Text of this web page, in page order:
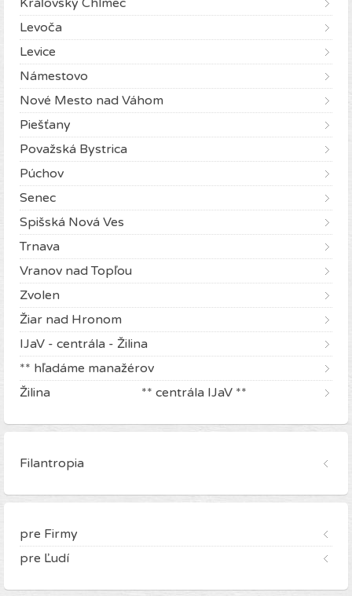
Kráľovský Chlmec
Levoča
Levice
Námestovo
Nové Mesto nad Váhom
Piešťany
Považská Bystrica
Púchov
Senec
Spišská Nová Ves
Trnava
Vranov nad Topľou
Zvolen
Žiar nad Hronom
IJaV - centrála - Žilina
** hľadáme manažérov
Žilina ** centrála IJaV **
Filantropia
pre Firmy
pre Ľudí